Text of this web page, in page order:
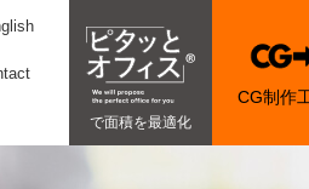
で面積を最適化
CG制作